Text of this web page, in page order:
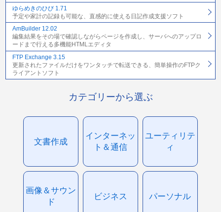
ゆらめきのひび 1.71
予定や家計の記録も可能な、直感的に使える日記作成支援ソフト
AmBuilder 12.02
編集結果をその場で確認しながらページを作成し、サーバへのアップロ
ードまで行える多機能HTMLエディタ
FTP Exchange 3.15
更新されたファイルだけをワンタッチで転送できる、簡単操作のFTPク
ライアントソフト
カテゴリーから選ぶ
文書作成
インターネッ
ト＆通信
ユーティリテ
ィ
画像＆サウン
ド
ビジネス パーソナル